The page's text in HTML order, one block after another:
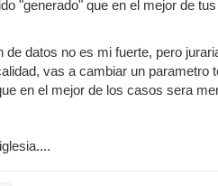
"generado" que en el mejor de
de datos no es mi fuerte, pero
vas a cambiar un
en el mejor de los casos sera